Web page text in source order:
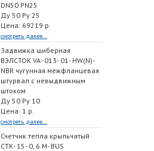
DN50 PN25
Ду 50 Ру 25
Цена: 69219 р.
смотреть далее...
Задвижка шиберная
ВЭЛСТОК VA- 013- 01- HW(N)-
NBR чугунная межфланцевая
штурвал с невыдвижным
штоком
Ду 50 Ру 10
Цена: 1 р.
смотреть далее...
Счетчик тепла крыльчатый
СТК- 15- 0, 6 M- BUS